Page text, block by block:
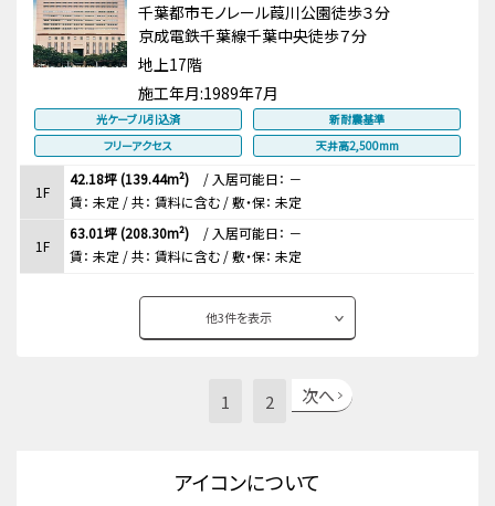
千葉都市モノレール葭川公園徒歩３分
京成電鉄千葉線千葉中央徒歩７分
地上17階
施工年月:1989年7月
光ケーブル引込済
新耐震基準
フリーアクセス
天井高2,500mm
1F
42.18坪 (139.44m²) / 入居可能日： －
賃： 未定 / 共： 賃料に含む / 敷・保： 未定
1F
63.01坪 (208.30m²) / 入居可能日： －
賃： 未定 / 共： 賃料に含む / 敷・保： 未定
他3件を表示
1 2 次へ
アイコンについて